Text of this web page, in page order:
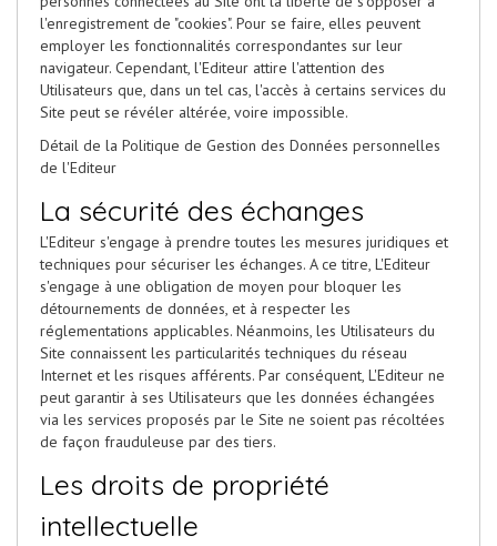
l'enregistrement de "cookies". Pour se faire, elles peuvent
employer les fonctionnalités correspondantes sur leur
navigateur. Cependant, l'Editeur attire l'attention des
Utilisateurs que, dans un tel cas, l'accès à certains services du
Site peut se révéler altérée, voire impossible.
Détail de la Politique de Gestion des Données personnelles
de l'Editeur
La sécurité des échanges
L'Editeur s'engage à prendre toutes les mesures juridiques et
techniques pour sécuriser les échanges. A ce titre, L'Editeur
s'engage à une obligation de moyen pour bloquer les
détournements de données, et à respecter les
réglementations applicables. Néanmoins, les Utilisateurs du
Site connaissent les particularités techniques du réseau
Internet et les risques afférents. Par conséquent, L'Editeur ne
peut garantir à ses Utilisateurs que les données échangées
via les services proposés par le Site ne soient pas récoltées
de façon frauduleuse par des tiers.
Les droits de propriété
intellectuelle